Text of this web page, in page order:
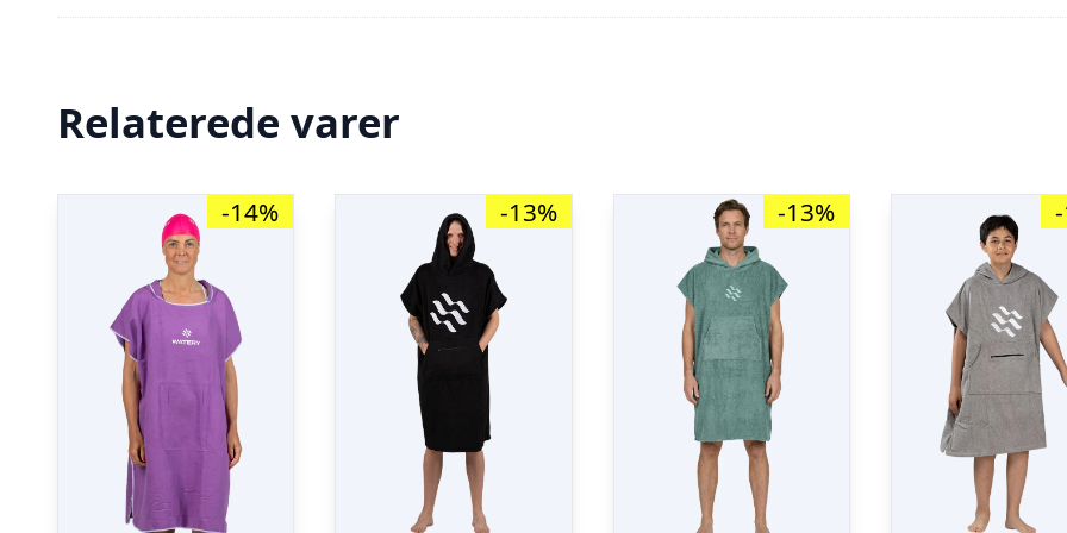
Relaterede varer
-14% -13% -13%